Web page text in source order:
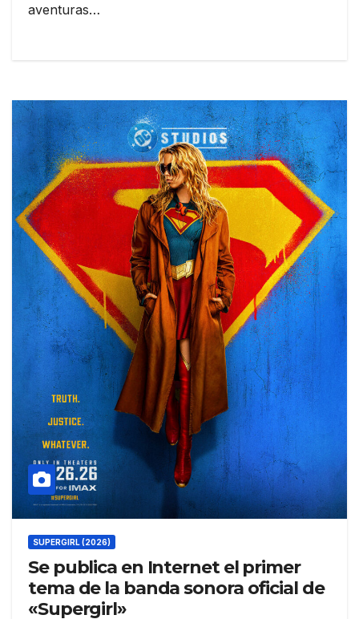
aventuras…
SUPERGIRL (2026)
Se publica en Internet el primer
tema de la banda sonora oficial de
«Supergirl»